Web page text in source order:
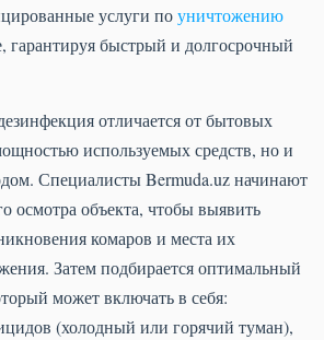
услуги поуничтожению
гарантируя быстрый и долгосрочный
отличается от бытовых
используемых средств, но и
Специалисты Bermuda.uz начинают
осмотра объекта, чтобы выявить
комаров и места их
Затем подбирается оптимальный
может включать в себя:
(холодный или горячий туман),